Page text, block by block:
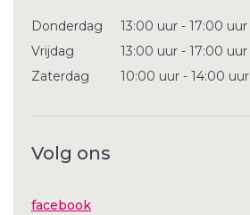
Donderdag
13:00 uur - 17:00 uur
Vrijdag
13:00 uur - 17:00 uur
Zaterdag
10:00 uur - 14:00 uur
Volg ons
facebook